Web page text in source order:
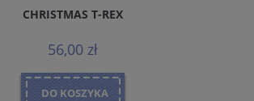
CHRISTMAS T-REX
56,00 zł
DO KOSZYKA